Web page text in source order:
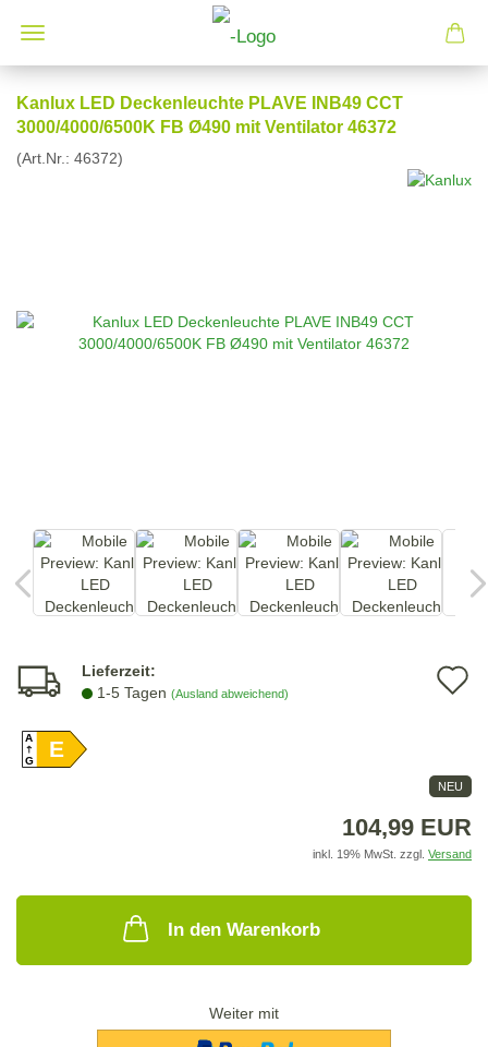
Kanlux LED Deckenleuchte PLAVE INB49 CCT
3000/4000/6500K FB Ø490 mit Ventilator 46372
(Art.Nr.: 46372)
Lieferzeit:
1-5 Tagen (Ausland abweichend)
A
GE
NEU
104,99 EUR
inkl. 19% MwSt. zzgl. Versand
In den Warenkorb
Weiter mit